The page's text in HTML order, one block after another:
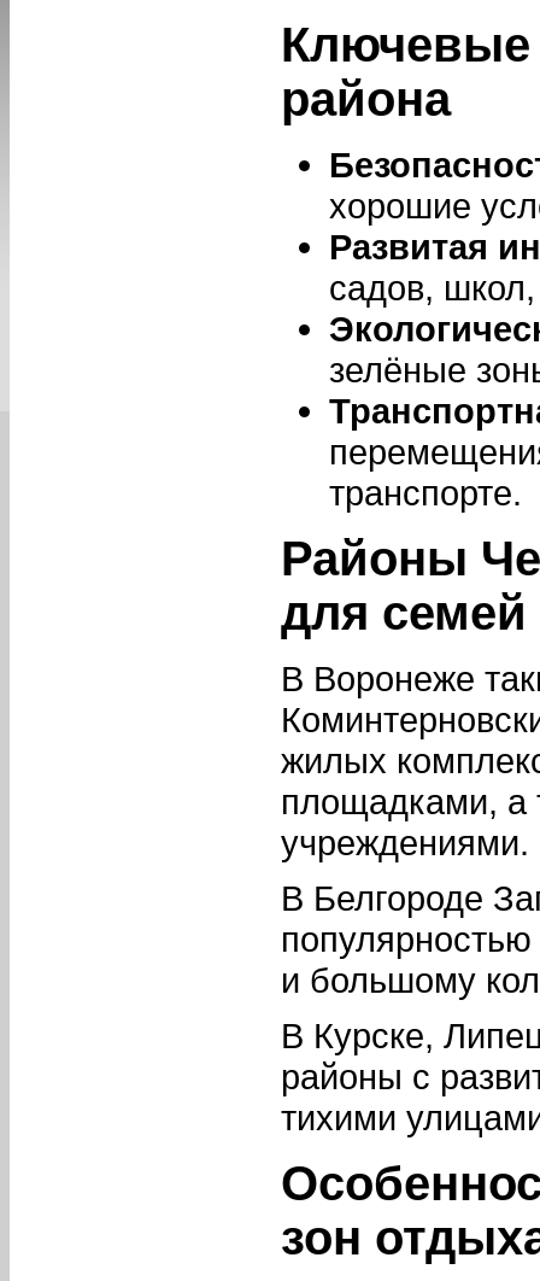
района
хорошие
Развитая
садов,
зелёные
транспорте.
Районы
для семей
В Воронеже
жилых
площадками, а
учреждениями.
В Белгороде
и большому
В Курске,
районы с
тихими
зон